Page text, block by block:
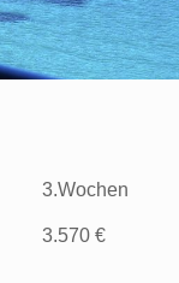
3.Wochen
3.570 €